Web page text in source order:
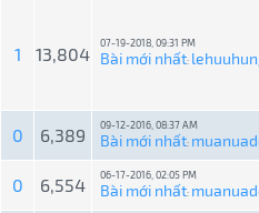
1 13,804
07-19-2018, 09:31 PM
Bài mới nhất:
0 6,389 09-12-2016, 08:37 AM
Bài mới nhất:
0 6,554 06-17-2016, 02:05 PM
Bài mới nhất: